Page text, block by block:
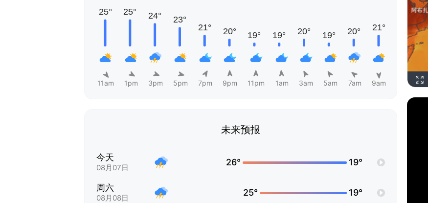
11am 1pm 3pm 5pm 7pm 9pm 11pm 1am 3am 5am 7am 9am
未来预报
今天
08月07日
26° 19°
周六
08月08日
25° 19°